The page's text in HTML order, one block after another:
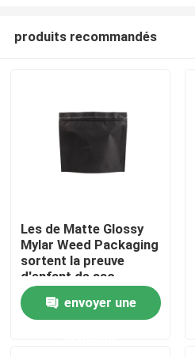
Maison
produits recommandés
Les de Matte Glossy
Mylar Weed Packaging
sortent la preuve
d'enfant de sac
envoyer une